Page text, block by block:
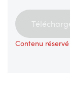
Contenu